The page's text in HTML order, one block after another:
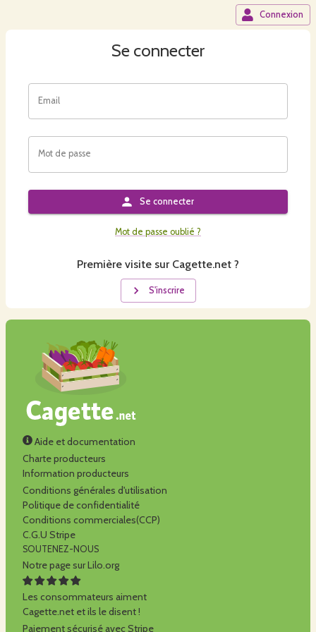
Connexion
Se connecter
Email
Mot de passe
Se connecter
Mot de passe oublié ?
Première visite sur Cagette.net ?
S'inscrire
Aide et documentation
Charte producteurs
Information producteurs
Conditions générales d'utilisation
Politique de confidentialité
Conditions commerciales(CCP)
C.G.U Stripe
SOUTENEZ-NOUS
Notre page sur Lilo.org
Les consommateurs aiment
Cagette.net et ils le disent !
Paiement sécurisé avec Stripe